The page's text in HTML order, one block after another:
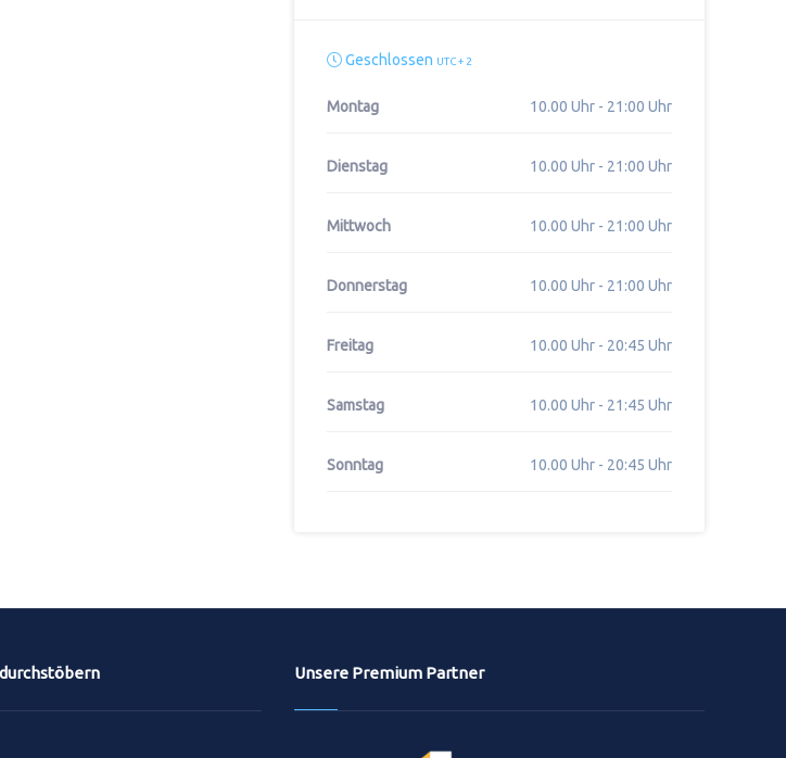
Geschlossen UTC + 2
Montag 10.00 Uhr - 21:00 Uhr
Dienstag 10.00 Uhr - 21:00 Uhr
Mittwoch 10.00 Uhr - 21:00 Uhr
Donnerstag 10.00 Uhr - 21:00 Uhr
Freitag 10.00 Uhr - 20:45 Uhr
Samstag 10.00 Uhr - 21:45 Uhr
Sonntag 10.00 Uhr - 20:45 Uhr
Unsere Premium Partner